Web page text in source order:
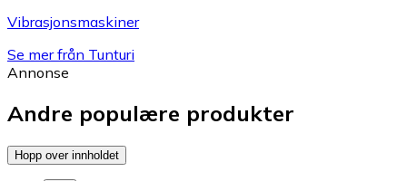
Vibrasjonsmaskiner
Se mer från Tunturi
Annonse
Andre populære produkter
Hopp over innholdet